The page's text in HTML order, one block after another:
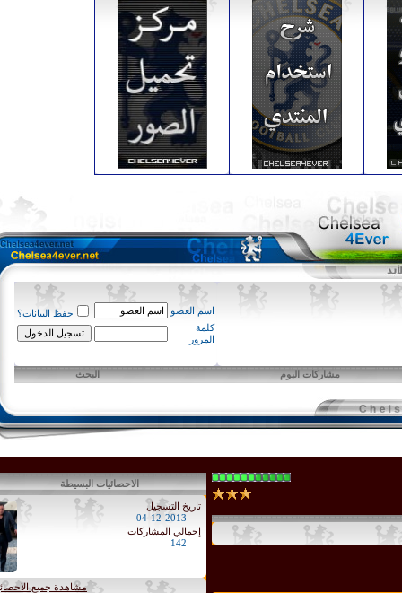
اسم العضو
حفظ البيانات؟
كلمة
المرور
مشاركات اليوم البحث
الاحصائيات البسيطة
تاريخ التسجيل
04-12-2013
إجمالي المشاركات
مشاهدة جميع الاحصائيات